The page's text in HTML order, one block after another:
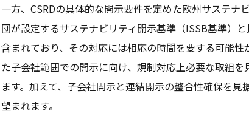
一方、CSRDの具体的な開示要件を定めた欧州サステナ
団が設定するサステナビリティ開示基準（ISSB基準）
含まれており、その対応には相応の時間を要する可能
た子会社範囲での開示に向け、規制対応上必要な取組
ます。加えて、子会社開示と連結開示の整合性確保を
望まれます。